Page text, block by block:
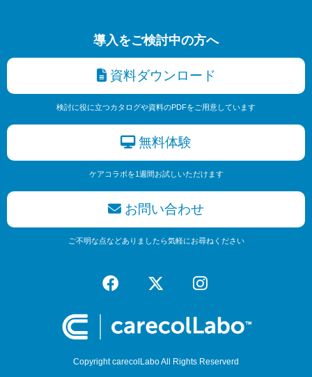
導入をご検討中の方へ
資料ダウンロード
検討に役に立つカタログや資料のPDFをご用意しています
無料体験
ケアコラボを1週間お試しいただけます
お問い合わせ
ご不明な点などありましたら気軽にお尋ねください
Copyright carecolLabo All Rights Reserverd